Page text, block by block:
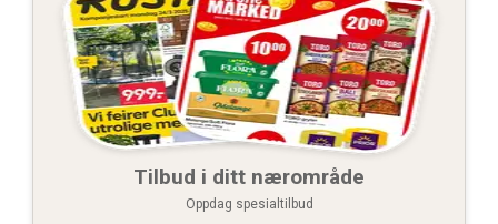
Tilbud i ditt nærområde
Oppdag spesialtilbud